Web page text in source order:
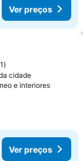
Ver preços
favoritos
cidade
e interiores
Ver preços